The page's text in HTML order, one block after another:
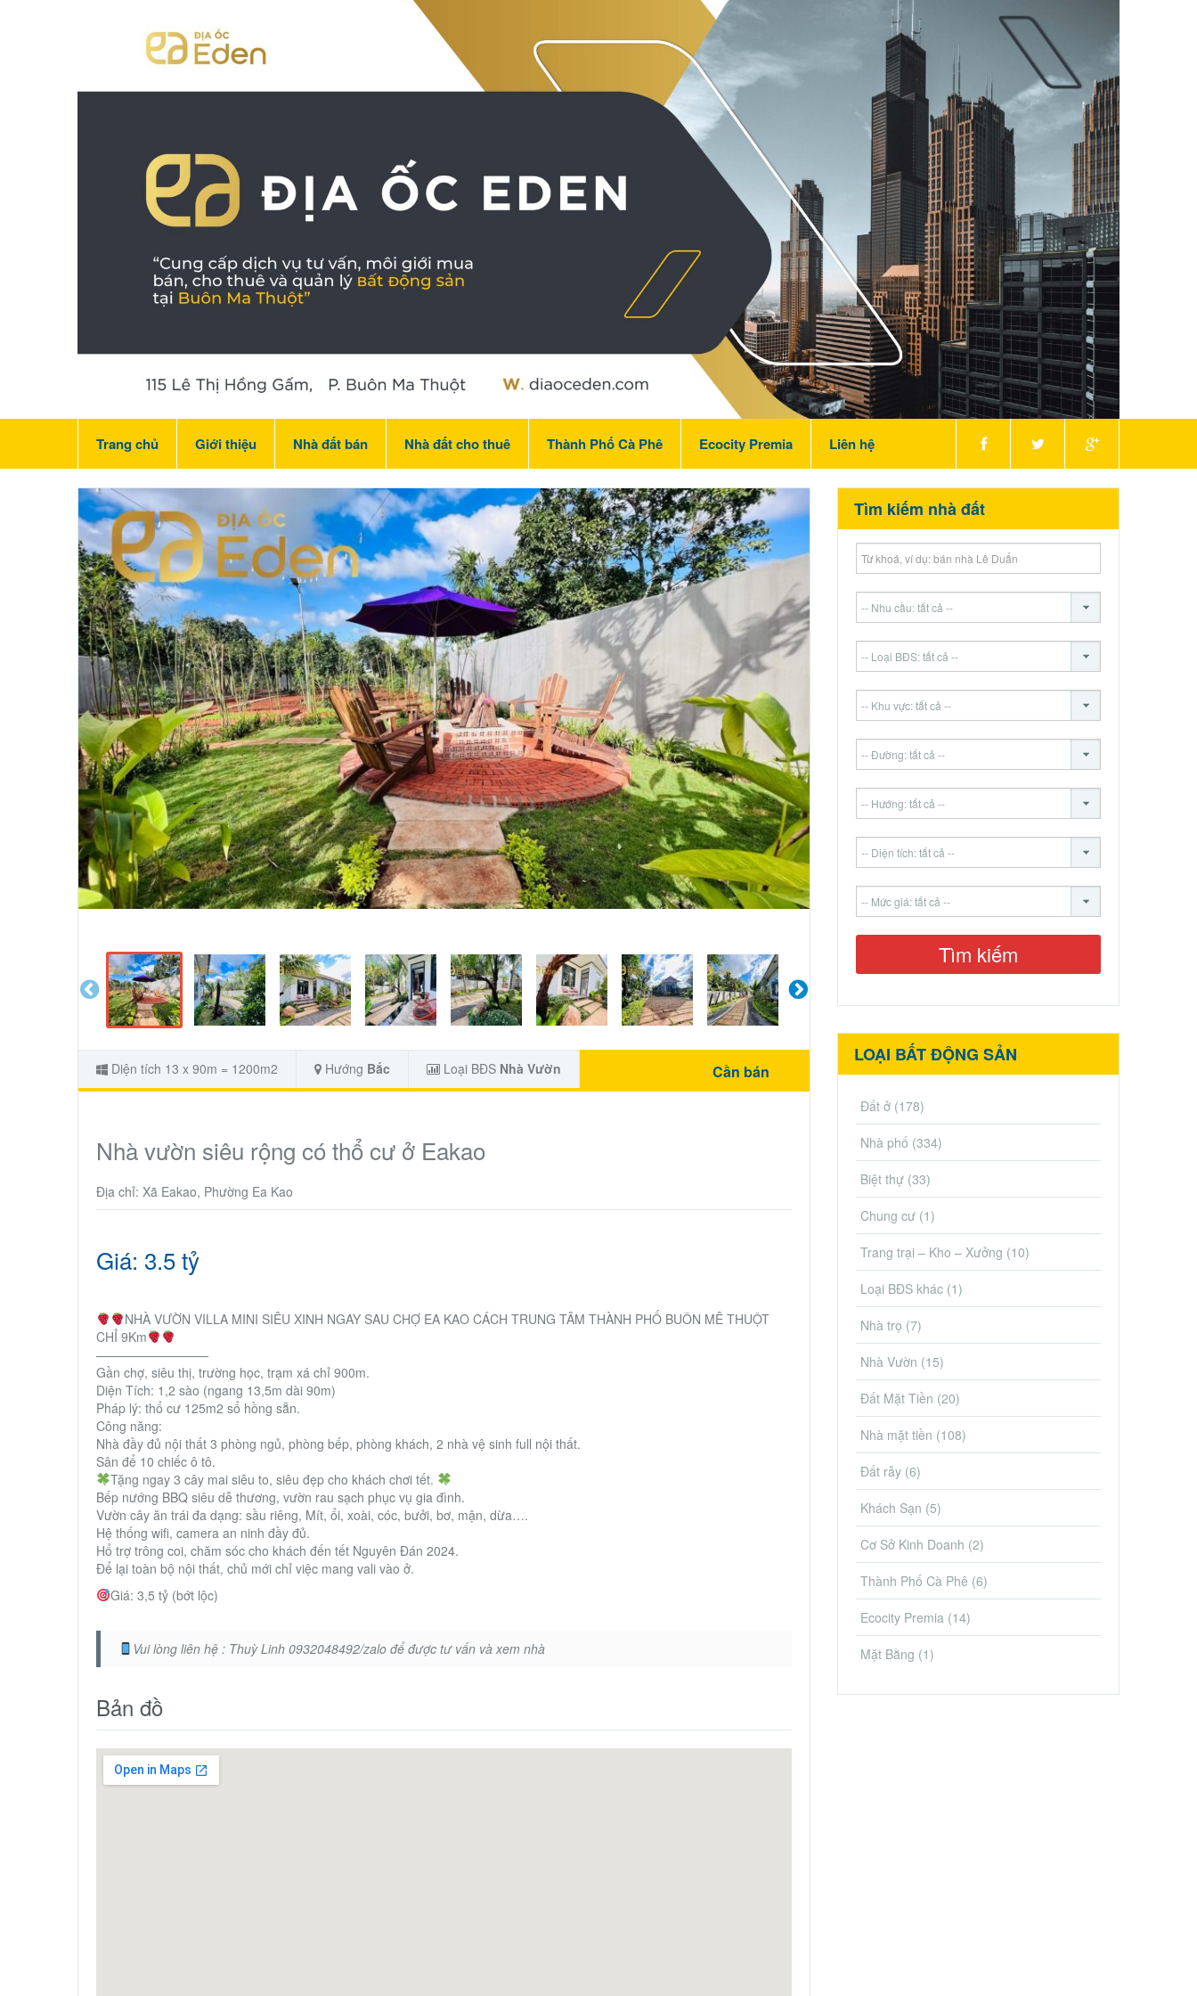
Trang chủ Giới thiệu Nhà đất bán Nhà đất cho thuê Thành Phố Cà Phê Ecocity Premia Liên hệ
Diện tích 13 x 90m = 1200m2 Hướng Bắc Loại BĐS Nhà Vườn Cần bán
Nhà vườn siêu rộng có thổ cư ở Eakao
Địa chỉ: Xã Eakao, Phường Ea Kao
Giá: 3.5 tỷ
NHÀ VƯỜN VILLA MINI SIÊU XINH NGAY SAU CHỢ EA KAO CÁCH TRUNG TÂM THÀNH PHỐ BUÔN MÊ THUỘT
CHỈ 9Km
—————————
Gần chợ, siêu thị, trường học, trạm xá chỉ 900m.
Diện Tích: 1,2 sào (ngang 13,5m dài 90m)
Pháp lý: thổ cư 125m2 sổ hồng sẵn.
Công năng:
Nhà đầy đủ nội thất 3 phòng ngủ, phòng bếp, phòng khách, 2 nhà vệ sinh full nội thất.
Sân để 10 chiếc ô tô.
Tặng ngay 3 cây mai siêu to, siêu đẹp cho khách chơi tết.
Bếp nướng BBQ siêu dễ thương, vườn rau sạch phục vụ gia đình.
Vườn cây ăn trái đa dạng: sầu riêng, Mít, ổi, xoài, cóc, bưởi, bơ, mận, dừa….
Hệ thống wifi, camera an ninh đầy đủ.
Hổ trợ trông coi, chăm sóc cho khách đến tết Nguyên Đán 2024.
Để lại toàn bộ nội thất, chủ mới chỉ việc mang vali vào ở.
Giá: 3,5 tỷ (bớt lộc)
Vui lòng liên hệ : Thuỳ Linh 0932048492/zalo để được tư vấn và xem nhà
Bản đồ
Tìm kiếm nhà đất
LOẠI BẤT ĐỘNG SẢN
Đất ở (178)
Nhà phố (334)
Biệt thự (33)
Chung cư (1)
Trang trại – Kho – Xưởng (10)
Loại BĐS khác (1)
Nhà trọ (7)
Nhà Vườn (15)
Đất Mặt Tiền (20)
Nhà mặt tiền (108)
Đất rẫy (6)
Khách Sạn (5)
Cơ Sở Kinh Doanh (2)
Thành Phố Cà Phê (6)
Ecocity Premia (14)
Mặt Bằng (1)